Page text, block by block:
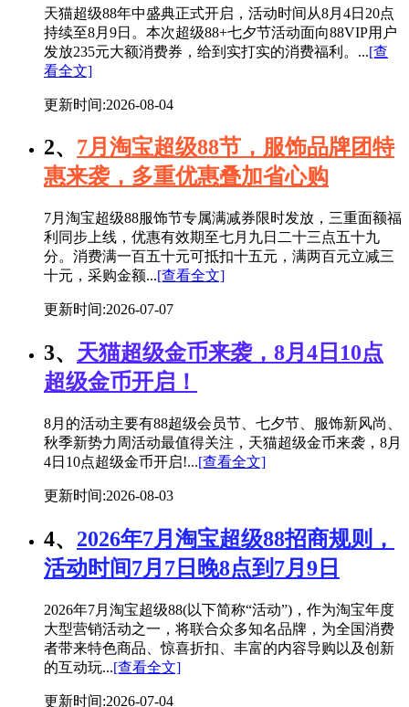
天猫超级88年中盛典正式开启，活动时间从8月4日20点
持续至8月9日。本次超级88+七夕节活动面向88VIP用户
发放235元大额消费券，给到实打实的消费福利。...[查
看全文]
更新时间:2026-08-04
2、 7月淘宝超级88节，服饰品牌团特
惠来袭，多重优惠叠加省心购
7月淘宝超级88服饰节专属满减券限时发放，三重面额福
利同步上线，优惠有效期至七月九日二十三点五十九
分。消费满一百五十元可抵扣十五元，满两百元立减三
十元，采购金额...[查看全文]
更新时间:2026-07-07
3、 天猫超级金币来袭，8月4日10点
超级金币开启！
8月的活动主要有88超级会员节、七夕节、服饰新风尚、
秋季新势力周活动最值得关注，天猫超级金币来袭，8月
4日10点超级金币开启!...[查看全文]
更新时间:2026-08-03
4、 2026年7月淘宝超级88招商规则，
活动时间7月7日晚8点到7月9日
2026年7月淘宝超级88(以下简称“活动”)，作为淘宝年度
大型营销活动之一，将联合众多知名品牌，为全国消费
者带来特色商品、惊喜折扣、丰富的内容导购以及创新
的互动玩...[查看全文]
更新时间:2026-07-04